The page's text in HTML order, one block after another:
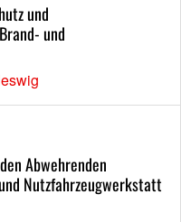
und
und
Abwehrenden
Nutzfahrzeugwerkstatt